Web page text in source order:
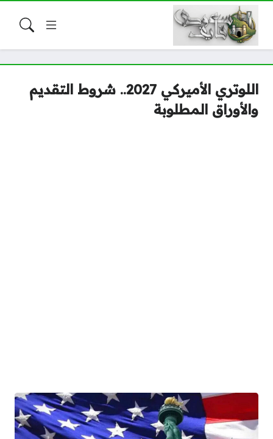
اللوتري الأميركي 2027.. شروط التقديم
والأوراق المطلوبة